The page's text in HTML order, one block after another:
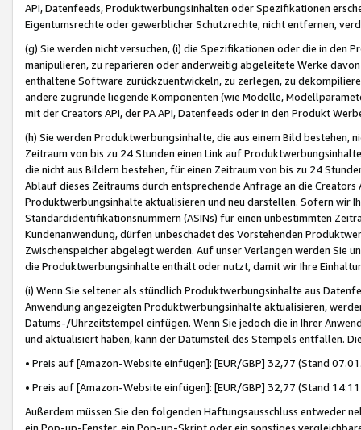
API, Datenfeeds, Produktwerbungsinhalten oder Spezifikationen
Eigentumsrechte oder gewerblicher Schutzrechte, nicht entfernen,
(g) Sie werden nicht versuchen, (i) die Spezifikationen oder die in
manipulieren, zu reparieren oder anderweitig abgeleitete Werke
enthaltene Software zurückzuentwickeln, zu zerlegen, zu
andere zugrunde liegende Komponenten (wie Modelle,
mit der Creators API, der PA API, Datenfeeds oder in den Produkt
(h) Sie werden Produktwerbungsinhalte, die aus einem Bild bestehen,
Zeitraum von bis zu 24 Stunden einen Link auf
die nicht aus Bildern bestehen, für einen Zeitraum von bis zu 24
Ablauf dieses Zeitraums durch entsprechende Anfrage an die
Produktwerbungsinhalte aktualisieren und neu darstellen. Sofern wir
Standardidentifikationsnummern (ASINs) für einen unbestimmten
Kundenanwendung, dürfen unbeschadet des Vorstehenden
Zwischenspeicher abgelegt werden. Auf unser Verlangen werden Sie
die Produktwerbungsinhalte enthält oder nutzt, damit wir Ihre
(i) Wenn Sie seltener als stündlich Produktwerbungsinhalte aus
Anwendung angezeigten Produktwerbungsinhalte aktualisieren,
Datums-/Uhrzeitstempel einfügen. Wenn Sie jedoch die in Ihrer
und aktualisiert haben, kann der Datumsteil des Stempels entfallen.
• Preis auf [Amazon-Website einfügen]: [EUR/GBP] 32,77 (Stand
• Preis auf [Amazon-Website einfügen]: [EUR/GBP] 32,77 (Stand
Außerdem müssen Sie den folgenden Haftungsausschluss entweder
ein Pop-up-Fenster, ein Pop-up-Skript oder ein sonstiges